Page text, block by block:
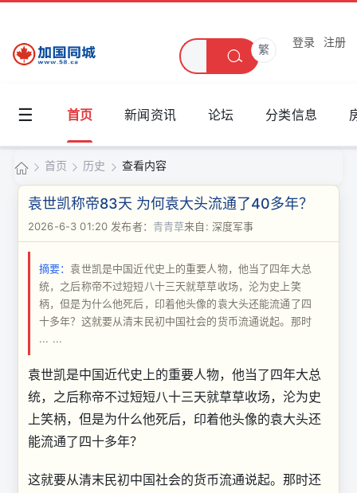
繁
登录 注册
☰ 首页 新闻资讯 论坛 分类信息
加
同
›
首页
›
历史
›
查看内容
袁世凯称帝83天 为何袁大头流通了40多年？
2026-6-3 01:20 发布者： 青青草来自: 深度军事
摘要： 袁世凯是中国近代史上的重要人物，他当了四年大总
统，之后称帝不过短短八十三天就草草收场，沦为史上笑
柄，但是为什么他死后，印着他头像的袁大头还能流通了四
十多年？这就要从清末民初中国社会的货币流通说起。那时
... ...
袁世凯是中国近代史上的重要人物，他当了四年大总
统，之后称帝不过短短八十三天就草草收场，沦为史
上笑柄，但是为什么他死后，印着他头像的袁大头还
能流通了四十多年？
这就要从清末民初中国社会的货币流通说起。那时还